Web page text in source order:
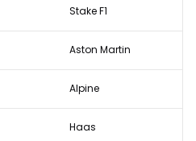
Stake F1
Aston Martin
Alpine
Haas